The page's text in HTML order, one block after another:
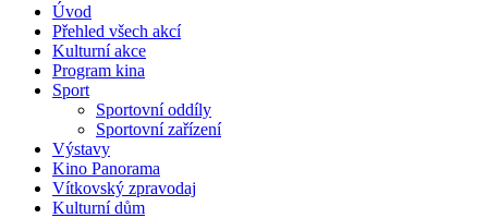
Úvod
Přehled všech akcí
Kulturní akce
Program kina
Sport
Sportovní oddíly
Sportovní zařízení
Výstavy
Kino Panorama
Vítkovský zpravodaj
Kulturní dům